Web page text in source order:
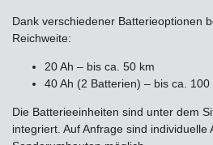
Dank verschiedener Batterieoptionen
Reichweite:
20 Ah – bis ca. 50 km
40 Ah (2 Batterien) – bis ca. 100
Die Batterieeinheiten sind unter dem
integriert. Auf Anfrage sind individuelle